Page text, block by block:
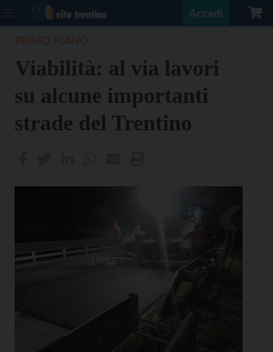
Accedi
Viabilità: al via lavori
su alcune importanti
strade del Trentino